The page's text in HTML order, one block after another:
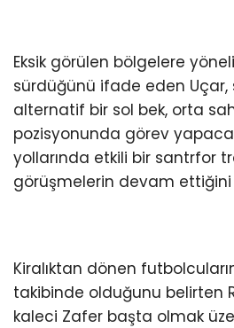
Eksik görülen bölgelere
sürdüğünü ifade eden
alternatif bir sol bek, orta
pozisyonunda görev
yollarında etkili bir santrfor
görüşmelerin devam ettiğini
Kiralıktan dönen
takibinde olduğunu belirten
kaleci Zafer başta olmak